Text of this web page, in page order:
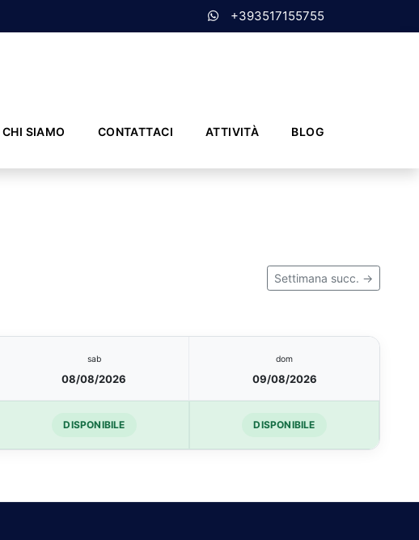
+393517155755
CHI SIAMO CONTATTACI ATTIVITÀ BLOG
Settimana succ. →
sab
08/08/2026
dom
09/08/2026
DISPONIBILE DISPONIBILE